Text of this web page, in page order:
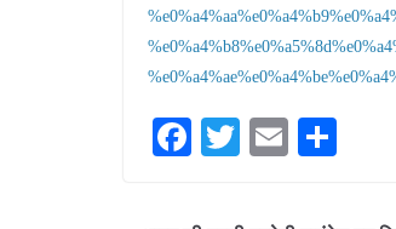
Fa
bo
T
tte
E
ail